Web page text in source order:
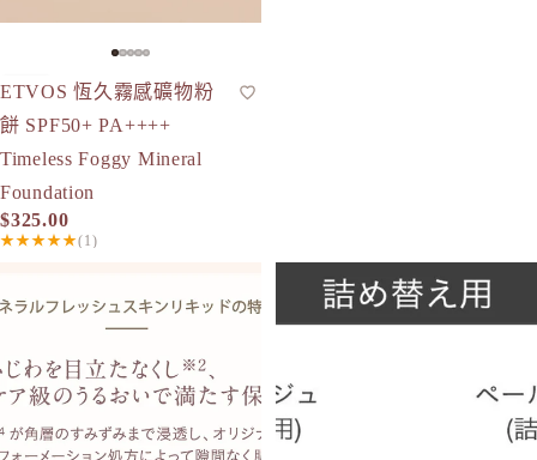
粉餅
SPF50+
人氣
ETVOS 恆久霧感礦物粉
餅 SPF50+ PA++++
Timeless Foggy Mineral
Foundation
$325.00
★★★★★(1)
ETVOS 礦物清新肌膚粉底液 30mL SPF32 PA+++
[2026限量] ETVOS 礦物UV